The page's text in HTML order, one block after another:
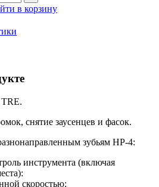
в корзину
снятие заусенцев и фасок.
зубьям HP-4:
инструмента (включая
скоростью;